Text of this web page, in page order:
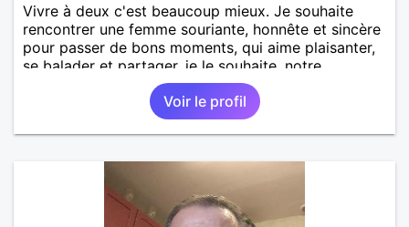
Vivre à deux c'est beaucoup mieux. Je souhaite
rencontrer une femme souriante, honnête et sincère
pour passer de bons moments, qui aime plaisanter,
se balader et partager, je le souhaite, notre
complicité. J'aime beaucoup les chantiers de
randonnée pour se défouler, se relaxer, se détendre
et finalement prendre du bon temps. C'est difficile
de tout dire en quelques lignes. En revanche, vous
d'informations. A bientôt
Voir le profil